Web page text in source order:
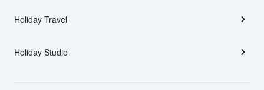
Holiday Travel
Holiday Studio